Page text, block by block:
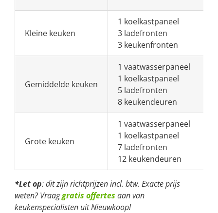
Kleine keuken
1 koelkastpaneel
3 ladefronten
3 keukenfronten
Gemiddelde keuken
1 vaatwasserpaneel
1 koelkastpaneel
5 ladefronten
8 keukendeuren
Grote keuken
1 vaatwasserpaneel
1 koelkastpaneel
7 ladefronten
12 keukendeuren
*Let op: dit zijn richtprijzen incl. btw. Exacte prijs
weten? Vraaggratis offertes aan van
keukenspecialisten uit Nieuwkoop!